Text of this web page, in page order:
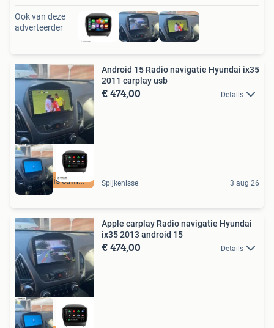
Ook van deze
adverteerder
met gratis camera
Android 15 Radio navigatie Hyundai ix35
2011 carplay usb
€ 474,00 Details
Spijkenisse 3 aug 26
Apple carplay Radio navigatie Hyundai
ix35 2013 android 15
€ 474,00 Details